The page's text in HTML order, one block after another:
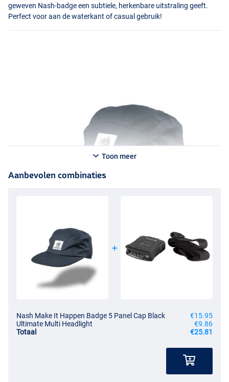
geweven Nash-badge een subtiele, herkenbare uitstraling geeft.
Perfect voor aan de waterkant of casual gebruik!
Toon meer
Aanbevolen combinaties
Nash Make It Happen Badge 5 Panel Cap Black
€15.95
Ultimate Multi Headlight
€9.86
Totaal
€25.81